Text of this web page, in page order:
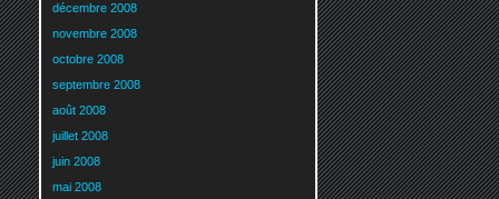
décembre 2008
novembre 2008
octobre 2008
septembre 2008
août 2008
juillet 2008
juin 2008
mai 2008